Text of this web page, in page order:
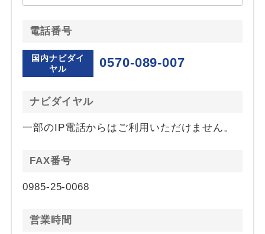
電話番号
国内ナビダイ
ヤル
0570-089-007
ナビダイヤル
一部のIP電話からはご利用いただけません。
FAX番号
0985-25-0068
営業時間